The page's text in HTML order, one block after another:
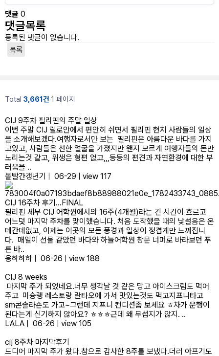
댓글 0
댓글목록
등록된 댓글이 없습니다.
목록
Total 3,661건 1 페이지
CIJ 9주차 필리핀의 주말 일상
이번 주말 CIJ 릴로안에서 편안히 쉬면서 필리핀 현지 사람들의 일상
을 소개해보겠다.여행자로서만 보는 필리핀은 아름다운 바다를 가지
고있고, 사람들은 선한 얼굴을 가졌지만 왠지 모르게 여행자들의 돈만
노리는것 같고, 위생은 형편 없고,,,등등의 편견과 자연환경에 대한 부
러움을 ..
볼빨간갱년기
06-29 view 117
CIJ 16주차 후기...FINAL
​필리핀 세부 CIJ 어학원에서의 16주(4개월)라는 긴 시간이 흐르고
어느덧 마지막 주차를 맞이했습니다. 처음 도착했을 때의 낯설음은 온
데간데없고, 이제는 이곳의 모든 풍경과 일상이 정겹게만 느껴집니
다. ​ 매일이 선물 같았던 바다와 하늘​어학원 창문 너머로 바라보던 푸
른 바..
웅하하하
06-26
view 188
CIJ 8 weeks
마지막 주가 되었네요.​너무 생각날 것 같은 망고 아이스크림도 먹어
주고​ ​미슝랭 레스토랑 란타오에 가서 맛있는것도 먹고지프니타고
sm콘솔라숀도 가고~​그런데 지프니 컨디션좀 보세요 ㅎ​차가 운행이
된다는게 신기하지 않아요? ㅎㅎㅎ근데 왜 무섭지가 않지. ..
LALA
06-26
view 105
cij 8주차 마지막후기
드디어 마지막 주가 왔다.참으로 감사한 8주를 보냈다.더러 아프기도